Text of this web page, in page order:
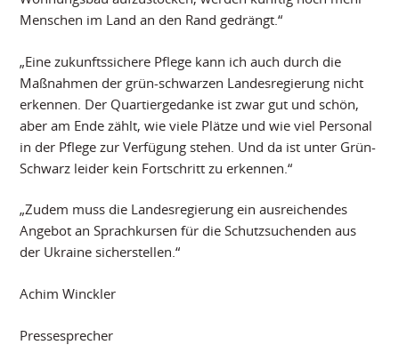
Menschen im Land an den Rand gedrängt.“
„Eine zukunftssichere Pflege kann ich auch durch die
Maßnahmen der grün-schwarzen Landesregierung nicht
erkennen. Der Quartiergedanke ist zwar gut und schön,
aber am Ende zählt, wie viele Plätze und wie viel Personal
in der Pflege zur Verfügung stehen. Und da ist unter Grün-
Schwarz leider kein Fortschritt zu erkennen.“
„Zudem muss die Landesregierung ein ausreichendes
Angebot an Sprachkursen für die Schutzsuchenden aus
der Ukraine sicherstellen.“
Achim Winckler
Pressesprecher